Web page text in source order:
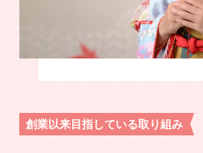
創業以来目指している取り組み